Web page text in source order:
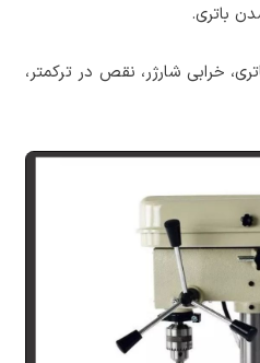
باتری.
خرابی شارژر، نقص در ترکمتر،